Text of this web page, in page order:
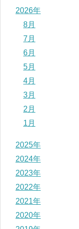
2026年
8月
7月
6月
5月
4月
3月
2月
1月
2025年
2024年
2023年
2022年
2021年
2020年